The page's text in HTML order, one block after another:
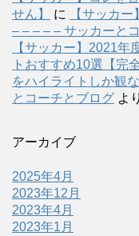
せん】
に
【サッカ
– – – – – サッカーと
【サッカー】2021年
トおすすめ10選【完
をハイライトしか観
とコーチとブログ より
アーカイブ
2025年4月
2023年12月
2023年4月
2023年1月